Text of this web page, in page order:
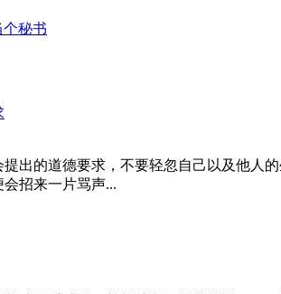
个秘书
出的道德要求，不要轻忽自己以及他人
招来一片骂声...